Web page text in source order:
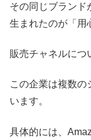
その同じブランド
生まれたのが「用
販売チャネルにつ
この企業は複数の
います。
具体的には、